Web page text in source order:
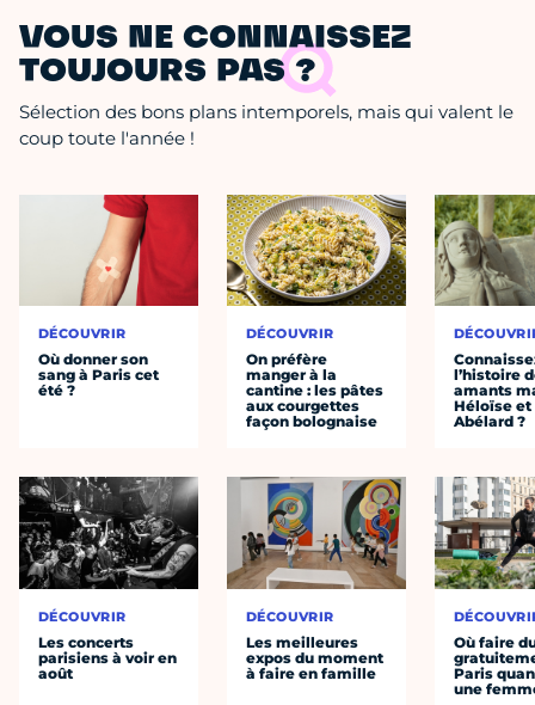
VOUS NE CONNAISSEZ
TOUJOURS PAS ?
Sélection des bons plans intemporels, mais qui valent le
coup toute l'année !
DÉCOUVRIR
Où donner son
sang à Paris cet
été ?
DÉCOUVRIR
Les concerts
parisiens à voir en
août
DÉCOUVRIR
On préfère
manger à la
cantine : les pâtes
aux courgettes
façon bolognaise
DÉCOUVRIR
Les meilleures
expos du moment
à faire en famille
l’histoire
amants
Héloïse et
Abélard ?
Où faire
Paris
une